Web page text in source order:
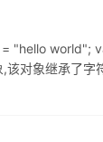
= "hello world";
对象继承了字